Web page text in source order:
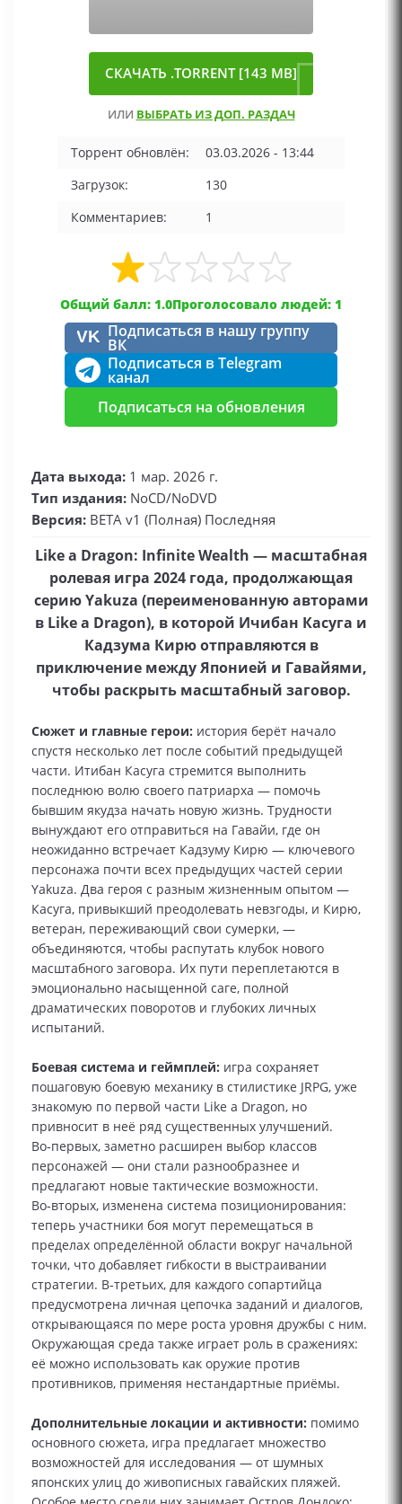
СКАЧАТЬ .TORRENT [143 MB]
ИЛИ ВЫБРАТЬ ИЗ ДОП. РАЗДАЧ
Торрент обновлён:
03.03.2026 - 13:44
Загрузок:
130
Комментариев:
1
Общий балл: 1.0Проголосовало людей: 1
VK Подписаться в нашу группу
ВК
Подписаться в Telegram
канал
Подписаться на обновления
Дата выхода: 1 мар. 2026 г.
Тип издания: NoCD/NoDVD
Версия: BETA v1 (Полная) Последняя
Like a Dragon: Infinite Wealth — масштабная
ролевая игра 2024 года, продолжающая
серию Yakuza (переименованную авторами
в Like a Dragon), в которой Ичибан Касуга и
Кадзума Кирю отправляются в
приключение между Японией и Гавайями,
чтобы раскрыть масштабный заговор.
Сюжет и главные герои: история берёт начало
спустя несколько лет после событий предыдущей
части. Итибан Касуга стремится выполнить
последнюю волю своего патриарха — помочь
бывшим якудза начать новую жизнь. Трудности
вынуждают его отправиться на Гавайи, где он
неожиданно встречает Кадзуму Кирю — ключевого
персонажа почти всех предыдущих частей серии
Yakuza. Два героя с разным жизненным опытом —
Касуга, привыкший преодолевать невзгоды, и Кирю,
ветеран, переживающий свои сумерки, —
объединяются, чтобы распутать клубок нового
масштабного заговора. Их пути переплетаются в
эмоционально насыщенной саге, полной
драматических поворотов и глубоких личных
испытаний.
Боевая система и геймплей: игра сохраняет
пошаговую боевую механику в стилистике JRPG, уже
знакомую по первой части Like a Dragon, но
привносит в неё ряд существенных улучшений.
Во‑первых, заметно расширен выбор классов
персонажей — они стали разнообразнее и
предлагают новые тактические возможности.
Во‑вторых, изменена система позиционирования:
теперь участники боя могут перемещаться в
пределах определённой области вокруг начальной
точки, что добавляет гибкости в выстраивании
стратегии. В‑третьих, для каждого сопартийца
предусмотрена личная цепочка заданий и диалогов,
открывающаяся по мере роста уровня дружбы с ним.
Окружающая среда также играет роль в сражениях:
её можно использовать как оружие против
противников, применяя нестандартные приёмы.
Дополнительные локации и активности: помимо
основного сюжета, игра предлагает множество
возможностей для исследования — от шумных
японских улиц до живописных гавайских пляжей.